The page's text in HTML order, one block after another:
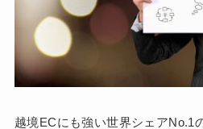
越境ECにも強い世界シェアNo.1